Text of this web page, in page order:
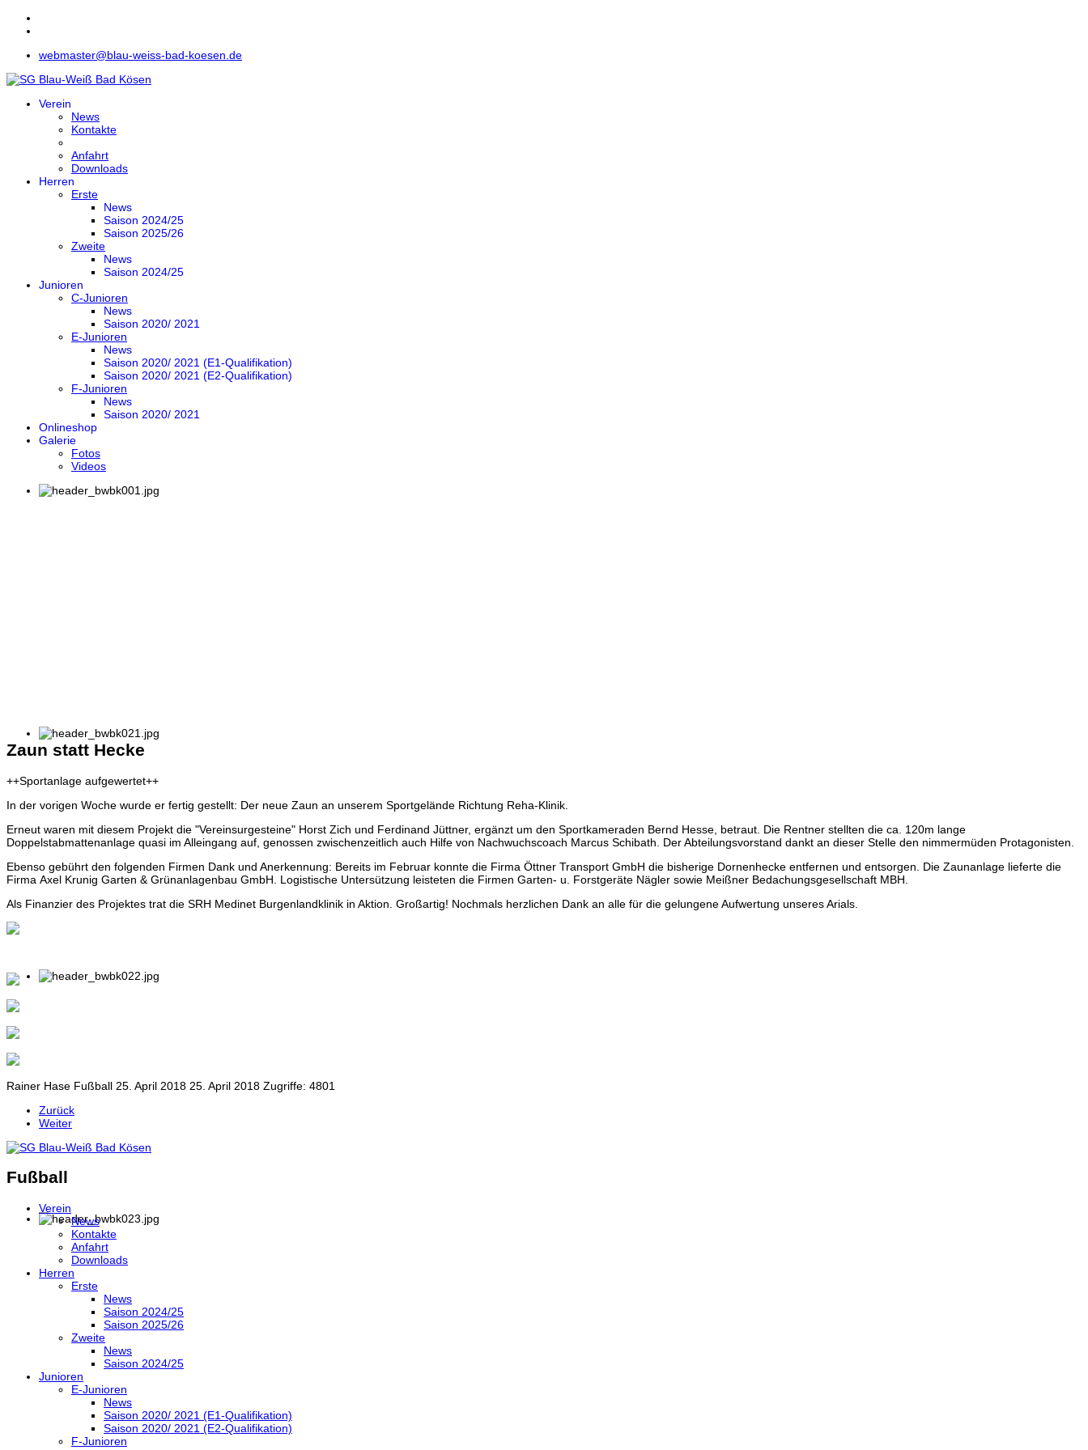
webmaster@blau-weiss-bad-koesen.de
Verein
News
Kontakte
Anfahrt
Downloads
Herren
Erste
News
Saison 2024/25
Saison 2025/26
Zweite
News
Saison 2024/25
Junioren
C-Junioren
News
Saison 2020/ 2021
E-Junioren
News
Saison 2020/ 2021 (E1-Qualifikation)
Saison 2020/ 2021 (E2-Qualifikation)
F-Junioren
News
Saison 2020/ 2021
Onlineshop
Galerie
Fotos
Videos
Zaun statt Hecke
++Sportanlage aufgewertet++
In der vorigen Woche wurde er fertig gestellt: Der neue Zaun an unserem Sportgelände Richtung Reha-Klinik.
Erneut waren mit diesem Projekt die "Vereinsurgesteine" Horst Zich und Ferdinand Jüttner, ergänzt um den Sportkameraden Bernd Hesse, betraut. Die Rentner stellten die ca. 120m lange
Doppelstabmattenanlage quasi im Alleingang auf, genossen zwischenzeitlich auch Hilfe von Nachwuchscoach Marcus Schibath. Der Abteilungsvorstand dankt an dieser Stelle den nimmermüden Protagonisten.
Ebenso gebührt den folgenden Firmen Dank und Anerkennung: Bereits im Februar konnte die Firma Öttner Transport GmbH die bisherige Dornenhecke entfernen und entsorgen. Die Zaunanlage lieferte die
Firma Axel Krunig Garten & Grünanlagenbau GmbH. Logistische Untersützung leisteten die Firmen Garten- u. Forstgeräte Nägler sowie Meißner Bedachungsgesellschaft MBH.
Als Finanzier des Projektes trat die SRH Medinet Burgenlandklinik in Aktion. Großartig! Nochmals herzlichen Dank an alle für die gelungene Aufwertung unseres Arials.
Rainer Hase Fußball 25. April 2018 25. April 2018 Zugriffe: 4801
Zurück
Weiter
Fußball
Verein
News
Kontakte
Anfahrt
Downloads
Herren
Erste
News
Saison 2024/25
Saison 2025/26
Zweite
News
Saison 2024/25
Junioren
E-Junioren
News
Saison 2020/ 2021 (E1-Qualifikation)
Saison 2020/ 2021 (E2-Qualifikation)
F-Junioren